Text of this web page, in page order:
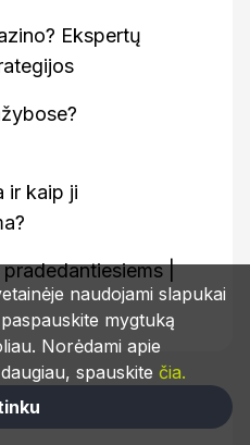
Ekspertų
ir kaip ji
|
naudojami slapukai
mygtuką
Norėdami apie
spauskite čia.